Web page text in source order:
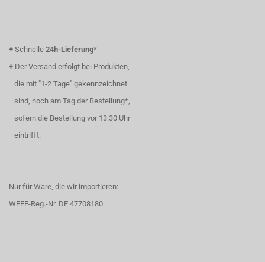
+ Schnelle 24h-Lieferung*
+ Der Versand erfolgt bei Produkten,
die mit "1-2 Tage" gekennzeichnet
sind, noch am Tag der Bestellung*,
sofern die Bestellung vor 13:30 Uhr
eintrifft.
Nur für Ware, die wir importieren:
WEEE-Reg.-Nr. DE 47708180